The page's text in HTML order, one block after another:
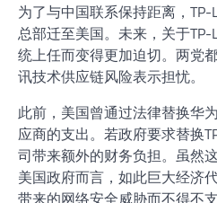
为了与中国联系保持距离，
总部迁至美国。未来，关于
统上任而变得更加迫切。两党
讯技术供应链风险表示担忧。
此前，美国曾通过法律替换华
应商的支出。若政府要求替换
司带来额外的财务负担。虽然
美国政府而言，如此巨大经济